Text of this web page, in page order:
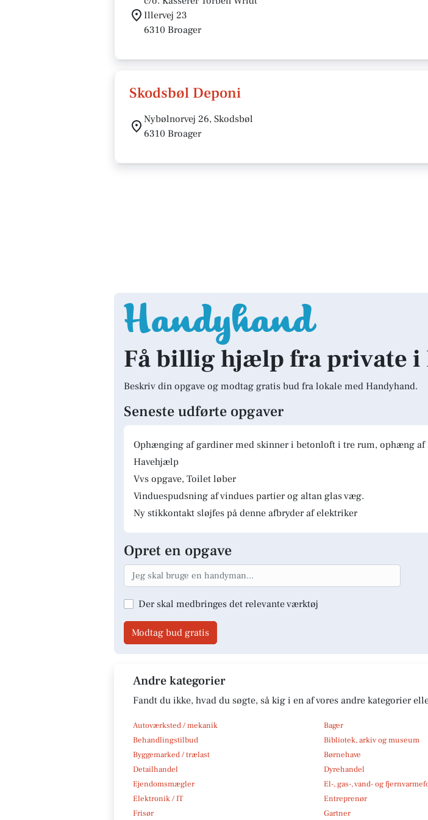
Illervej 23
6310 Broager
Skodsbøl Deponi
Nybølnorvej 26, Skodsbøl
6310 Broager
Få billig hjælp fra private i
Beskriv din opgave og modtag gratis bud fra lokale med Handyhand.
Seneste udførte opgaver
Ophænging af gardiner med skinner i betonloft i tre rum, ophæng
Havehjælp
Vvs opgave, Toilet løber
Vinduespudsning af vindues partier og altan glas væg.
Ny stikkontakt sløjfes på denne afbryder af elektriker
Opret en opgave
Der skal medbringes det relevante værktøj
Modtag bud gratis
Andre kategorier
Fandt du ikke, hvad du søgte, så kig i en af vores andre kategorier
Autoværksted / mekanik Bager
Behandlingstilbud
Bibliotek, arkiv og museum
Byggemarked / trælast
Børnehave
Detailhandel
Dyrehandel
Ejendomsmægler
El-, gas-, vand- og
Elektronik / IT
Entreprenør
Frisør
Gartner